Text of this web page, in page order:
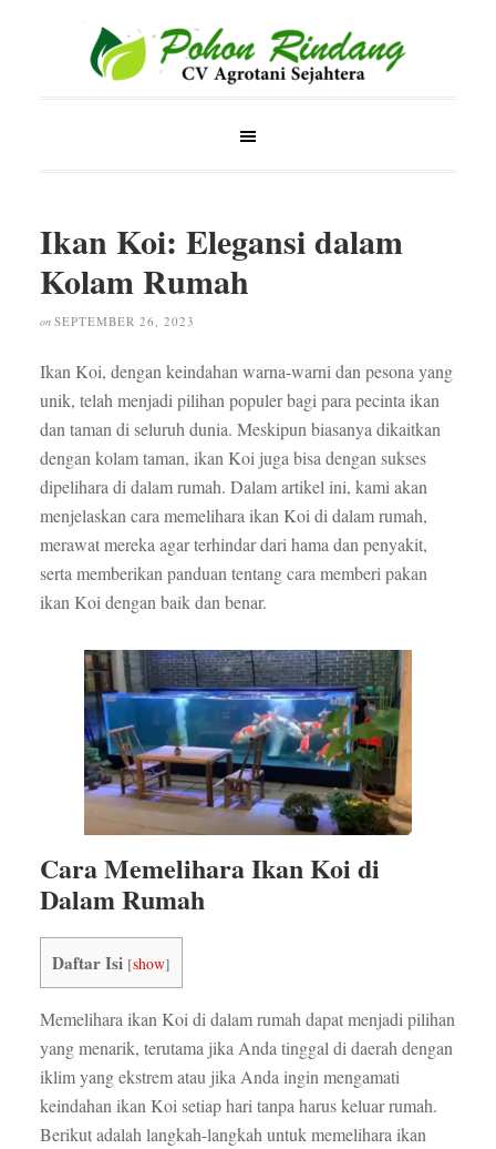
Ikan Koi: Elegansi dalam
Kolam Rumah
on SEPTEMBER 26, 2023
Ikan Koi, dengan keindahan warna-warni dan pesona yang
unik, telah menjadi pilihan populer bagi para pecinta ikan
dan taman di seluruh dunia. Meskipun biasanya dikaitkan
dengan kolam taman, ikan Koi juga bisa dengan sukses
dipelihara di dalam rumah. Dalam artikel ini, kami akan
menjelaskan cara memelihara ikan Koi di dalam rumah,
merawat mereka agar terhindar dari hama dan penyakit,
serta memberikan panduan tentang cara memberi pakan
ikan Koi dengan baik dan benar.
Cara Memelihara Ikan Koi di
Dalam Rumah
Daftar Isi [show]
Memelihara ikan Koi di dalam rumah dapat menjadi pilihan
yang menarik, terutama jika Anda tinggal di daerah dengan
iklim yang ekstrem atau jika Anda ingin mengamati
keindahan ikan Koi setiap hari tanpa harus keluar rumah.
Berikut adalah langkah-langkah untuk memelihara ikan